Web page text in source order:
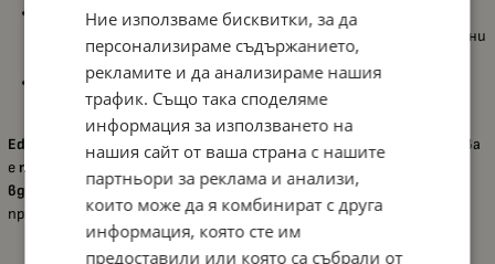
Изображението пресъздававеличествения интериор на
, с характерните витражи и архитектурни
линии на Гауди;
Подходящ както зарелаксация и концентрация
декорация– може да се рамкира след сглобяване.
Educa – Интериор на Саграда Фамилия
е повече от пъзел – това
е покана към света на изкуството, светлината и
вдъхновението, която ще донесе хармония и удовлетворение
при всяко сглобено парче.
Ние използваме бисквитки, за да
персонализираме съдържанието,
рекламите и да анализираме нашия
трафик. Също така споделяме
информация за използването на
нашия сайт от ваша страна с нашите
партньори за реклама и анализи,
които може да я комбинират с друга
информация, която сте им
предоставили или която са събрали от